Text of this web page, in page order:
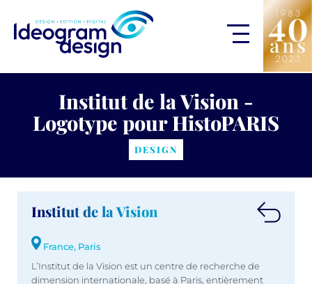
Institut de la Vision -
Logotype pour HistoPARIS
DESIGN
Institut de la Vision
France, Paris
L’Institut de la Vision est un centre de recherche de
dimension internationale, basé à Paris, entièrement